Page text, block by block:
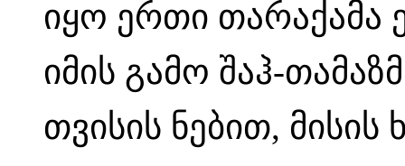
იყო ერთი თარაქამა
იმის გამო შაჰ-
თვისის ნებით,